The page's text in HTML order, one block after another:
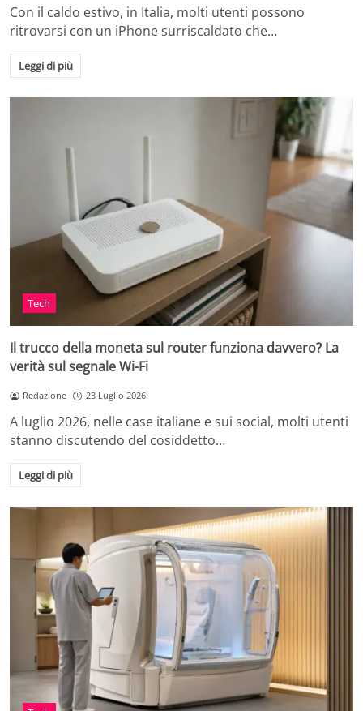
Con il caldo estivo, in Italia, molti utenti possono
ritrovarsi con un iPhone surriscaldato che…
Leggi di più
Tech
Il trucco della moneta sul router funziona davvero? La
verità sul segnale Wi-Fi
Redazione 23 Luglio 2026
A luglio 2026, nelle case italiane e sui social, molti utenti
stanno discutendo del cosiddetto…
Leggi di più